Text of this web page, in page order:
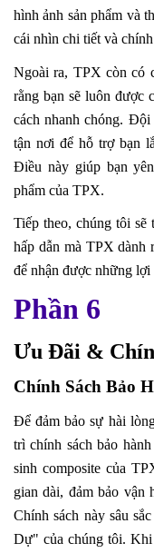
hình ảnh sản phẩm và
cái nhìn chi tiết và
Ngoài ra, TPX còn có
rằng bạn sẽ luôn được
cách nhanh chóng. Đội
tận nơi để hỗ trợ bạn
Điều này giúp bạn
phẩm của TPX.
Tiếp theo, chúng tôi sẽ
hấp dẫn mà TPX
để nhận được những
Phần 6
Ưu Đãi &
Chính Sách Bảo
Để đảm bảo sự hài
trì chính sách bảo
sinh composite của
gian dài, đảm bảo vận
Chính sách này sâu
Dự" của chúng tôi. Khi